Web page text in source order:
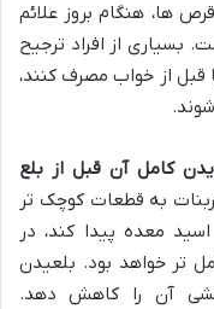
ها، هنگام بروز علائم
از افراد ترجیح
از خواب مصرف کنند،
کامل آن قبل از بلع
به قطعات کوچک تر
معده پیدا کند، در
تر خواهد بود. بلعیدن
آن را کاهش دهد.